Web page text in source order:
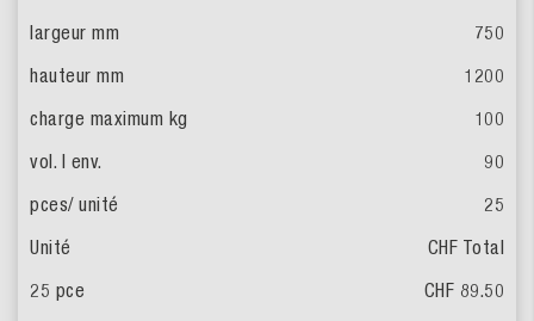
750
1200
100
90
25
CHF Total
CHF 89.50